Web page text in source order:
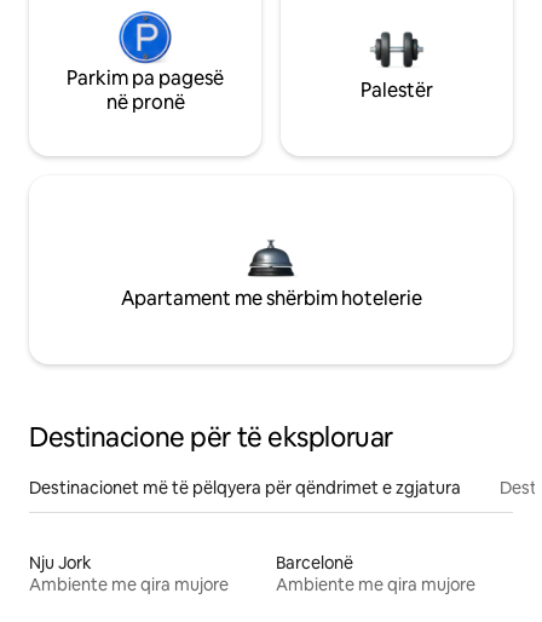
Parkim pa pagesë
në pronë
Palestër
Apartament me shërbim hotelerie
Destinacione për të eksploruar
Destinacionet më të pëlqyera për qëndrimet e zgjatura
Nju Jork
Ambiente me qira mujore
Barcelonë
Ambiente me qira mujore